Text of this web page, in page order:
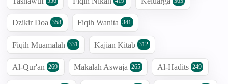
Dzikir Doa 358 Fiqih Wanita 341
Fiqih Muamalah 331 Kajian Kitab 312
Al-Qur'an 269 Makalah Aswaja 265 Al-Hadits 249